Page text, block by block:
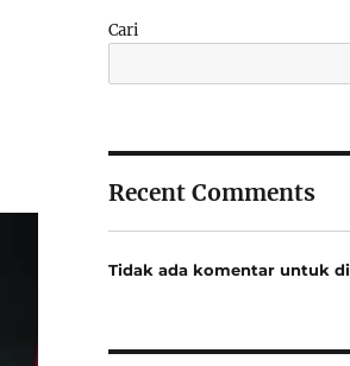
Cari
Recent Comments
Tidak ada komentar untuk